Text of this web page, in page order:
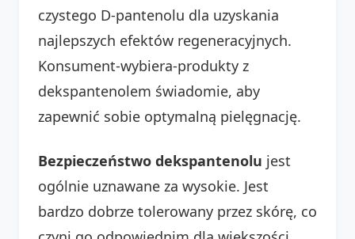
czystego D-pantenolu dla uzyskania
najlepszych efektów regeneracyjnych.
Konsument-wybiera-produkty z
dekspantenolem świadomie, aby
zapewnić sobie optymalną pielęgnację.
Bezpieczeństwo dekspantenolu jest
ogólnie uznawane za wysokie. Jest
bardzo dobrze tolerowany przez skórę, co